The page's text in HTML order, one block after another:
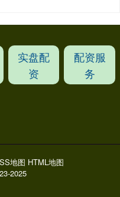
实盘配
资
配资服
务
地图 HTML地图
2025